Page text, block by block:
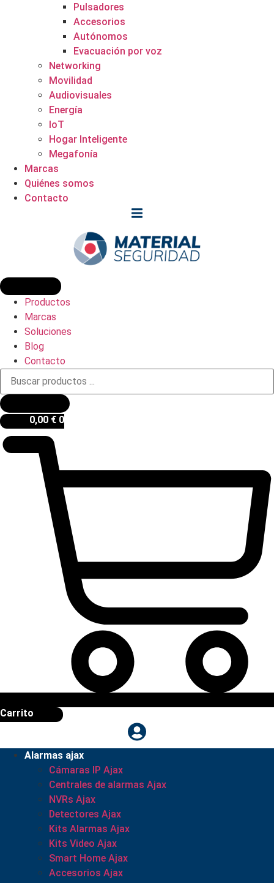
Pulsadores
Accesorios
Autónomos
Evacuación por voz
Networking
Movilidad
Audiovisuales
Energía
IoT
Hogar Inteligente
Megafonía
Marcas
Quiénes somos
Contacto
Productos
Marcas
Soluciones
Blog
Contacto
Búsqueda
productos
0,00 € 0
Carrito
Alarmas ajax
Cámaras IP Ajax
Centrales de alarmas Ajax
NVRs Ajax
Detectores Ajax
Kits Alarmas Ajax
Kits Video Ajax
Smart Home Ajax
Accesorios Ajax